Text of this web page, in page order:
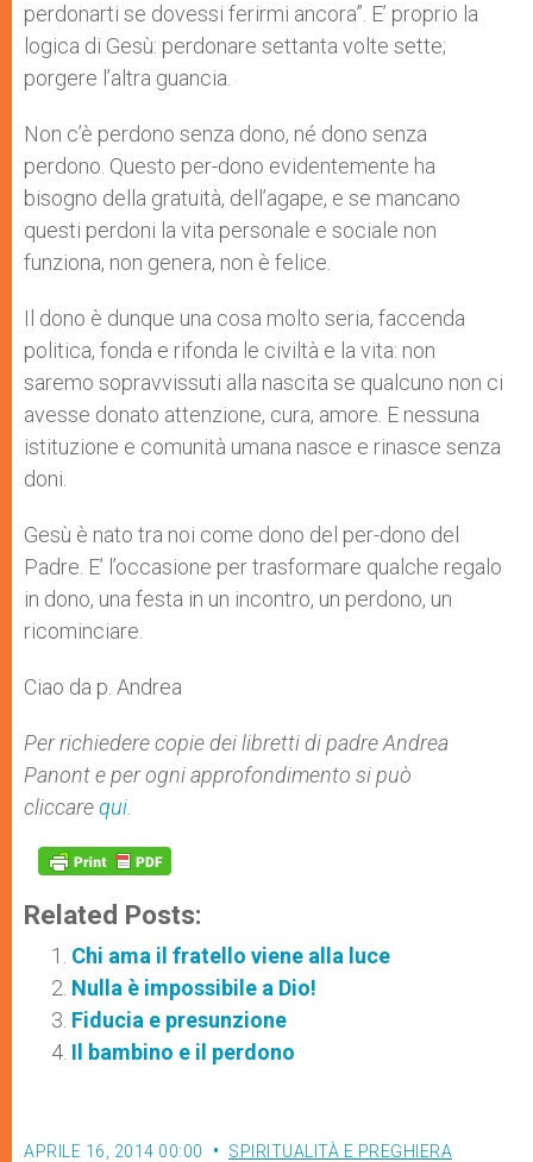
perdonarti se dovessi ferirmi ancora”. E’ proprio la
logica di Gesù: perdonare settanta volte sette;
porgere l’altra guancia.
Non c’è perdono senza dono, né dono senza
perdono. Questo per-dono evidentemente ha
bisogno della gratuità, dell’agape, e se mancano
questi perdoni la vita personale e sociale non
funziona, non genera, non è felice.
Il dono è dunque una cosa molto seria, faccenda
politica, fonda e rifonda le civiltà e la vita: non
saremo sopravvissuti alla nascita se qualcuno non ci
avesse donato attenzione, cura, amore. E nessuna
istituzione e comunità umana nasce e rinasce senza
doni.
Gesù è nato tra noi come dono del per-dono del
Padre. E’ l’occasione per trasformare qualche regalo
in dono, una festa in un incontro, un perdono, un
ricominciare.
Ciao da p. Andrea
Per richiedere copie dei libretti di padre Andrea
Panont e per ogni approfondimento si può
cliccarequi
Related Posts:
Chi ama il fratello viene alla luce
Nulla è impossibile a Dio!
Fiducia e presunzione
Il bambino e il perdono
APRILE 16, 2014 00:00 SPIRITUALITÀ E PREGHIERA